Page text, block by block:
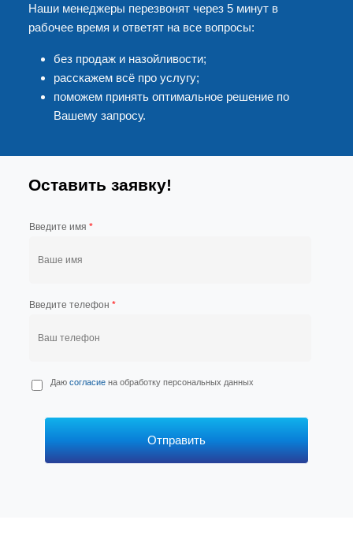
Наши менеджеры перезвонят через 5 минут в
рабочее время и ответят на все вопросы:
без продаж и назойливости;
расскажем всё про услугу;
поможем принять оптимальное решение по
Вашему запросу.
Оставить заявку!
Введите имя *
Введите телефон *
П
е
Даю согласиена обработку персональных данных
Отправить